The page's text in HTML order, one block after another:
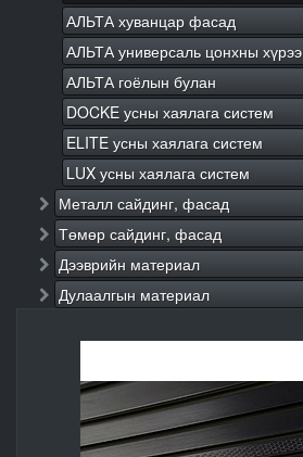
АЛЬТА хуванцар фасад
АЛЬТА универсаль цонхны хүрээ
АЛЬТА гоёлын булан
DOCKE усны хаялага систем
ELITE усны хаялага систем
LUX усны хаялага систем
Металл сайдинг, фасад
Төмөр сайдинг, фасад
Дээврийн материал
Дулаалгын материал